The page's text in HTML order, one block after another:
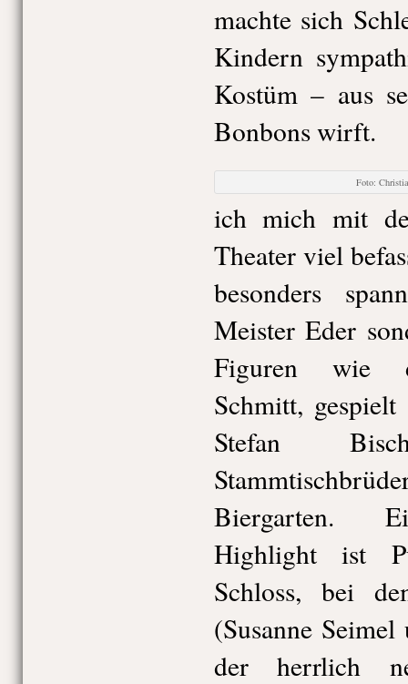
machte sich
Kindern
Kostüm – aus
Bonbons wirft.
Foto:
ich mich mit
Theater viel
besonders
Meister Eder
Figuren wie
Schmitt,
Stefan
Biergarten.
Highlight ist
Schloss, bei
(Susanne
der herrlich